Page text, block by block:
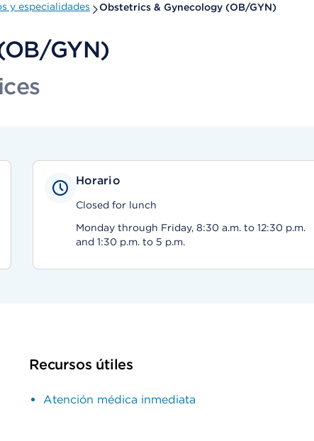
y especialidades Obstetrics & Gynecology (OB/GYN)
GYN)
Horario
Closed for lunch
Monday through Friday, 8:30 a.m. to 12:30 p.m.
and 1:30 p.m. to 5 p.m.
Recursos útiles
Atención médica inmediata